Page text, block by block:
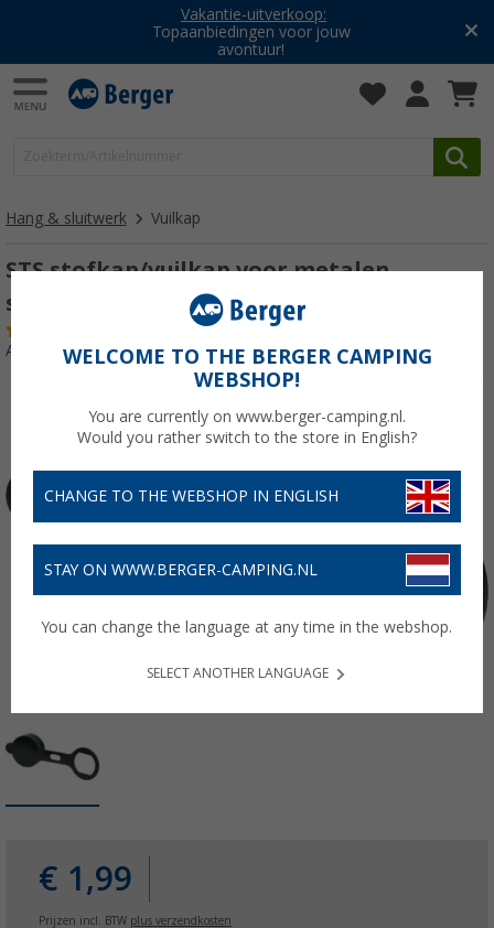
Vakantie-uitverkoop:
Topaanbiedingen voor jouw
avontuur!
Hang & sluitwerk Vuilkap
STS stofkap/vuilkap voor metalen
sluitcilinder 2011 zwart
Artikelnr: 413065
€ 1,99
Prijzen incl. BTW plus verzendkosten
WELCOME TO THE BERGER CAMPING
WEBSHOP!
You are currently on www.berger-camping.nl.
Would you rather switch to the store in English?
CHANGE TO THE WEBSHOP IN ENGLISH
STAY ON WWW.BERGER-CAMPING.NL
You can change the language at any time in the webshop.
SELECT ANOTHER LANGUAGE